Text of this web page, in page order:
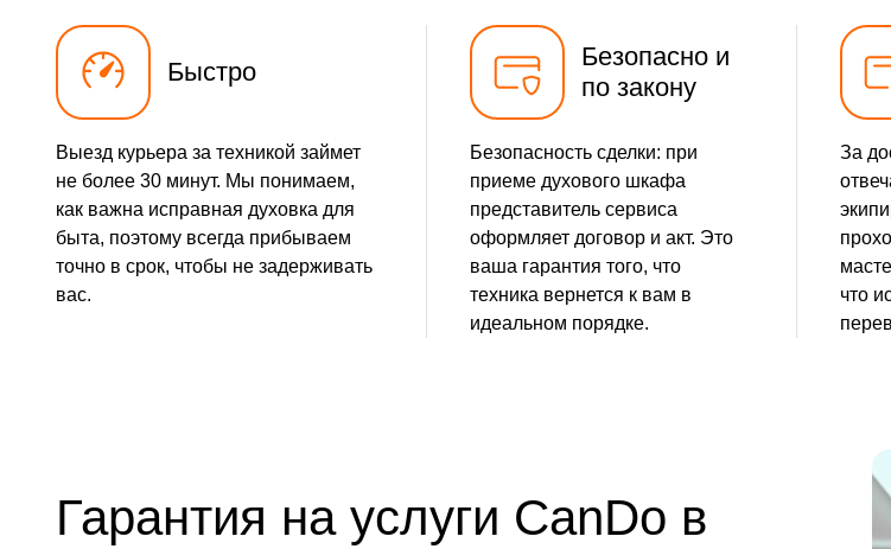
Быстро
Выезд курьера за техникой займет
не более 30 минут. Мы понимаем,
как важна исправная духовка для
быта, поэтому всегда прибываем
точно в срок, чтобы не задерживать
вас.
Безопасно и
по закону
Безопасность сделки: при
приеме духового шкафа
представитель сервиса
оформляет договор и акт. Это
ваша гарантия того, что
техника вернется к вам в
идеальном порядке.
За
что
Гарантия на услуги CanDo в